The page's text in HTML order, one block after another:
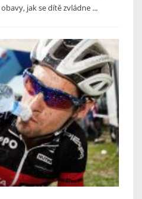
jak se dítě zvládne ...